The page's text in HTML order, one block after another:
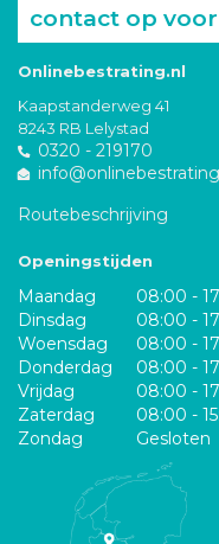
contact op
Onlinebestrating.nl
Kaapstanderweg 41
8243 RB Lelystad
0320 - 219170
Routebeschrijving
Openingstijden
Maandag
08:00 -
Dinsdag
08:00 -
Woensdag
08:00 -
Donderdag
08:00 -
Vrijdag
08:00 -
Zaterdag
08:00 -
Zondag
Gesloten